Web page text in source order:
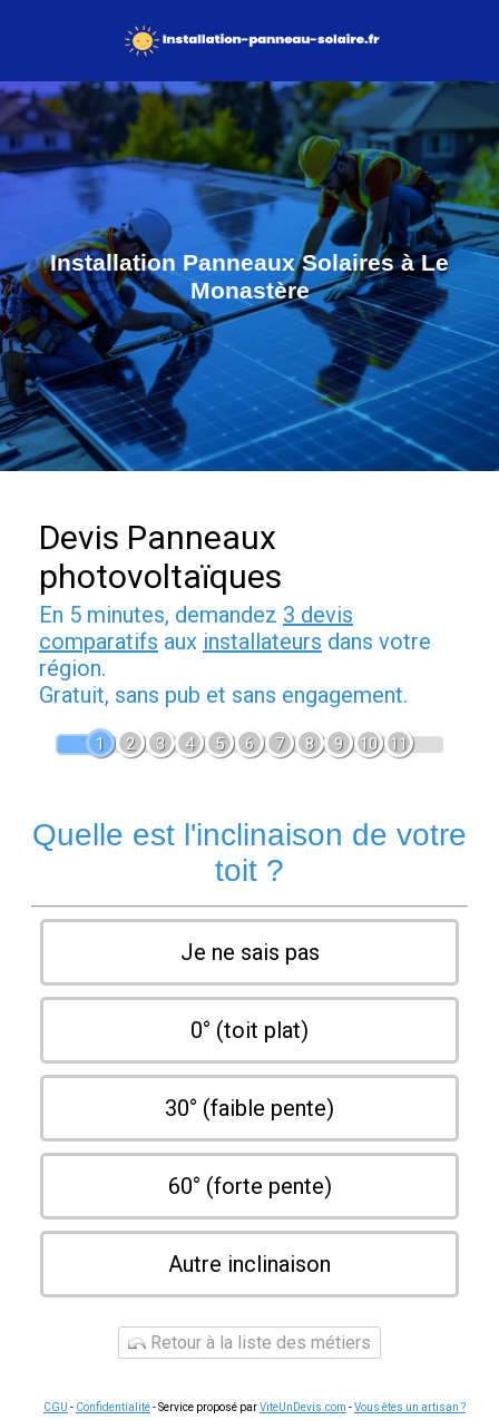
Installation Panneaux Solaires à Le
Monastère
Devis Panneaux
photovoltaïques
En 5 minutes, demandez 3 devis
comparatifs aux installateurs dans votre
région.
Gratuit, sans pub et sans engagement.
1 2 3 4 5 6 7 8 9 10 11
Quelle est l'inclinaison de votre
toit ?
Je ne sais pas
0° (toit plat)
30° (faible pente)
60° (forte pente)
Autre inclinaison
Retour à la liste des métiers
CGU - Confidentialité- Service proposé parViteUnDevis.com -Vous êtes un artisan ?